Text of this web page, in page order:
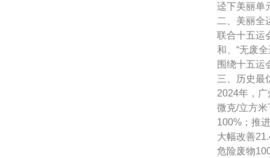
迳下美丽单
二、美丽全
联合十五运
和、“无废
围绕十五运
三、历史最
2024年，
微克/立方
100%；推
大幅改善
危险废物